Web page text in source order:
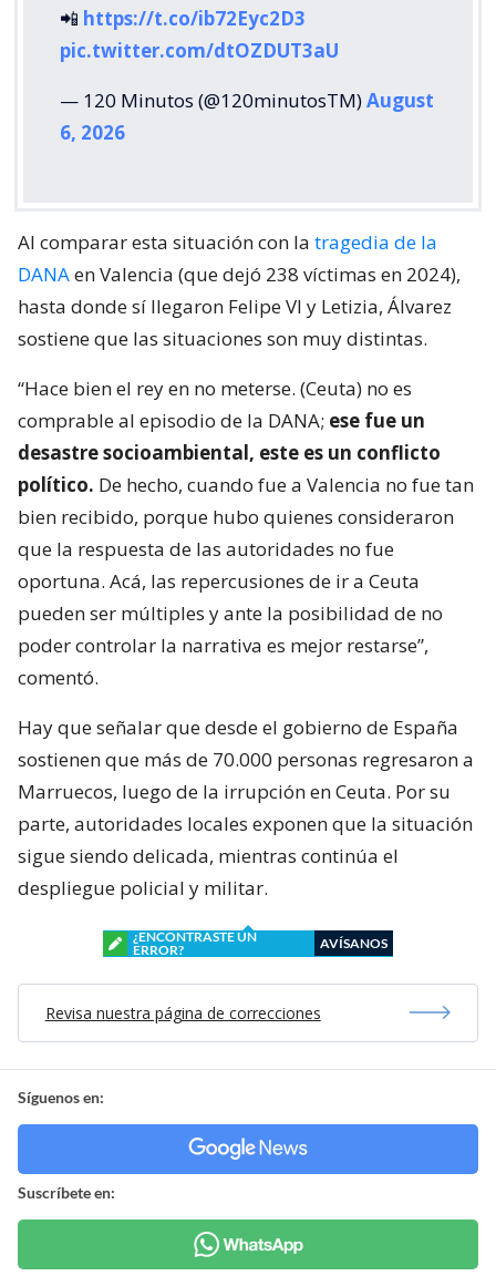
📲 https://t.co/ib72Eyc2D3
pic.twitter.com/dtOZDUT3aU
— 120 Minutos (@120minutosTM)August
6, 2026
Al comparar esta situación con la tragedia de la
DANAen Valencia (que dejó 238 víctimas en 2024),
hasta donde sí llegaron Felipe VI y Letizia, Álvarez
sostiene que las situaciones son muy distintas.
“Hace bien el rey en no meterse. (Ceuta) no es
comprable al episodio de la DANA; ese fue un
desastre socioambiental, este es un conflicto
político. De hecho, cuando fue a Valencia no fue tan
bien recibido, porque hubo quienes consideraron
que la respuesta de las autoridades no fue
oportuna. Acá, las repercusiones de ir a Ceuta
pueden ser múltiples y ante la posibilidad de no
poder controlar la narrativa es mejor restarse”,
comentó.
Hay que señalar que desde el gobierno de España
sostienen que más de 70.000 personas regresaron a
Marruecos, luego de la irrupción en Ceuta. Por su
parte, autoridades locales exponen que la situación
sigue siendo delicada, mientras continúa el
despliegue policial y militar.
¿ENCONTRASTE UN
ERROR?
AVÍSANOS
Revisa nuestra página de correcciones
Síguenos en:
Suscríbete en: